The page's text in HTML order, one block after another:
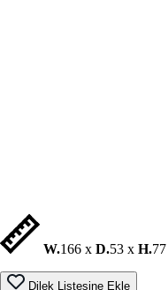
W.166 x D.53 x H.
Dilek Listesine Ekle